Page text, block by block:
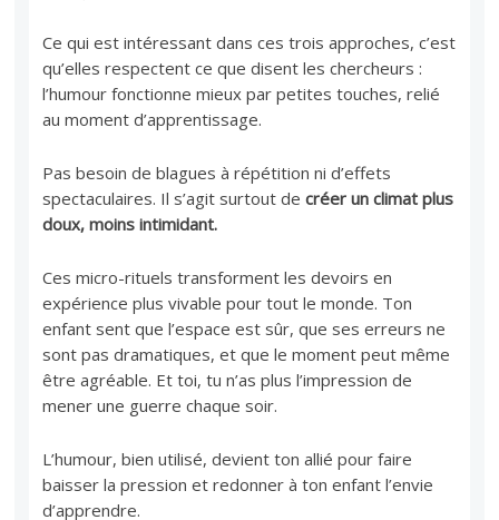
Ce qui est intéressant dans ces trois approches, c’est
qu’elles respectent ce que disent les chercheurs :
l’humour fonctionne mieux par petites touches, relié
au moment d’apprentissage.
Pas besoin de blagues à répétition ni d’effets
spectaculaires. Il s’agit surtout decréer un climat plus
doux, moins intimidant.
Ces micro-rituels transforment les devoirs en
expérience plus vivable pour tout le monde. Ton
enfant sent que l’espace est sûr, que ses erreurs ne
sont pas dramatiques, et que le moment peut même
être agréable. Et toi, tu n’as plus l’impression de
mener une guerre chaque soir.
L’humour, bien utilisé, devient ton allié pour faire
baisser la pression et redonner à ton enfant l’envie
d’apprendre.